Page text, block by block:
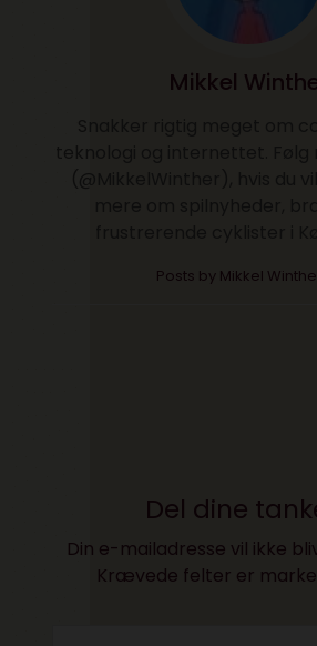
Mikkel
Posts by Mikkel
Del dine
Din e-mailadresse vil ikke
Krævede felter er